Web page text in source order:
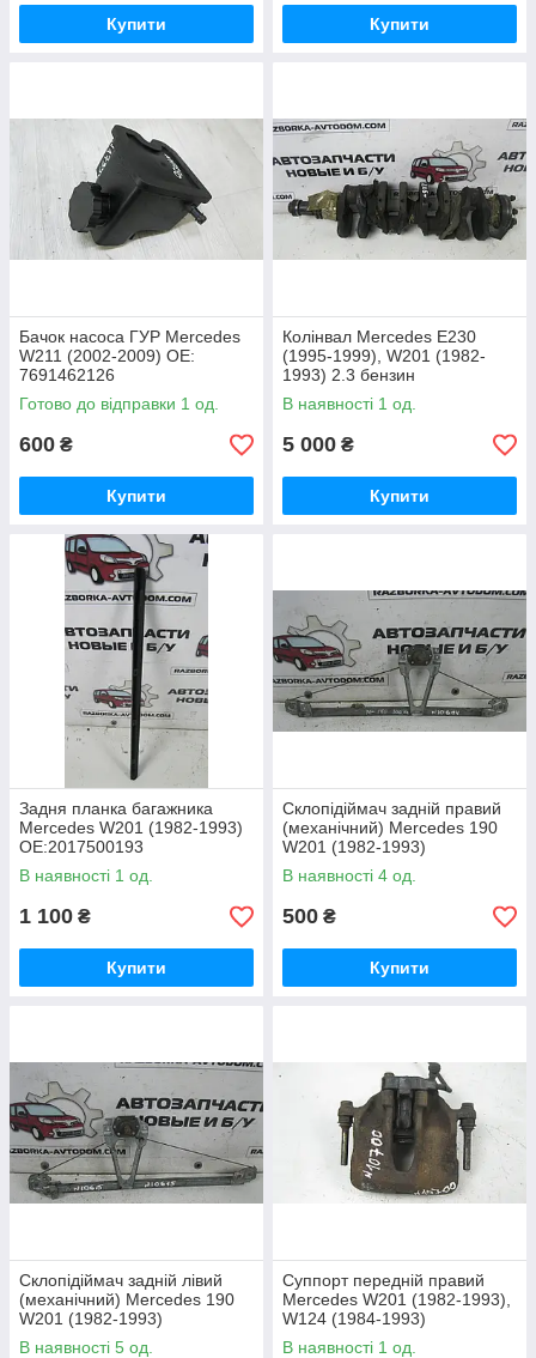
Купити Купити
Бачок насоса ГУР Mercedes
W211 (2002-2009) OE:
7691462126
Готово до відправки 1 од.
600 ₴
Купити
Колінвал Mercedes Е230
(1995-1999), W201 (1982-
1993) 2.3 бензин
OE:1020310101
В наявності 1 од.
5 000 ₴
Купити
Задня планка багажника
Mercedes W201 (1982-1993)
OE:2017500193
В наявності 1 од.
1 100 ₴
Купити
Склопідіймач задній правий
(механічний) Mercedes 190
W201 (1982-1993)
OE:A2017300846
В наявності 4 од.
500 ₴
Купити
Склопідіймач задній лівий
(механічний) Mercedes 190
W201 (1982-1993)
OE:A2017300746
В наявності 5 од.
Суппорт передній правий
Mercedes W201 (1982-1993),
W124 (1984-1993)
OE:A0014201983
В наявності 1 од.